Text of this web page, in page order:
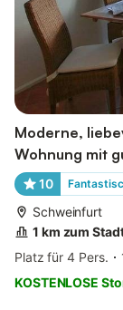
Moderne,
Wohnung mit
10
Schweinfurt
1 km zum
Platz für 4 Pers.
KOSTENLOSE